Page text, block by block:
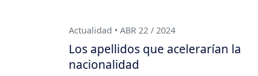
Actualidad • ABR 22 / 2024
Los apellidos que acelerarían la
nacionalidad